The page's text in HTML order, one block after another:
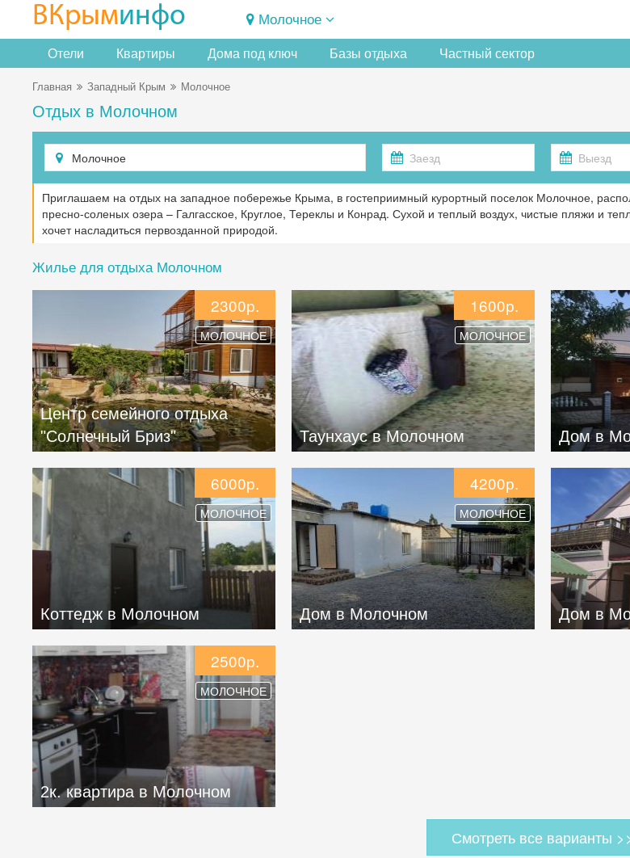
ВКрыминфо Молочное
Отели Квартиры Дома под ключ Базы отдыха Частный сектор
Главная Западный Крым Молочное
Отдых в Молочном
Приглашаем на отдых на западное побережье Крыма, в гостеприимный курортный поселок Молочное,
пресно-соленых озера – Галгасское, Круглое, Тереклы и Конрад. Сухой и теплый воздух, чистые пляжи и
хочет насладиться первозданной природой.
Жилье для отдыха Молочном
2300р.
МОЛОЧНОЕ
Центр семейного отдыха
"Солнечный Бриз"
1600р.
МОЛОЧНОЕ
Таунхаус в Молочном Дом в
6000р.
МОЛОЧНОЕ
Коттедж в Молочном
4200р.
МОЛОЧНОЕ
Дом в Молочном Дом в
2500р.
МОЛОЧНОЕ
2к. квартира в Молочном
Смотреть все варианты